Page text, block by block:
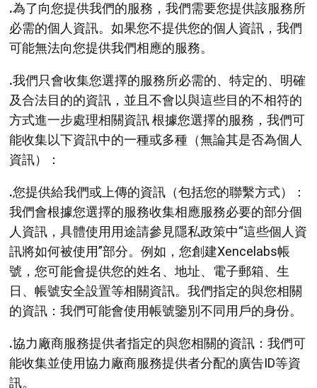
.為了向您提供我們的服務，我們需要您提供該服務所
必需的個人資訊。如果您不提供您的個人資訊，我們
可能無法向您提供我們相應的服務。
.我們只會收集您選擇的服務所必需的、特定的、明確
及合法目的的資訊，並且不會以與這些目的不相符的
方式進一步處理相關資訊 根據您選擇的服務，我們可
能收集以下資訊中的一種或多種（無論其是否為個人
資訊）：
.您提供給我們或上傳的資訊（包括您的聯繫方式）：
我們會根據您選擇的服務收集相應服務必要的部分個
人資訊，具體使用用途請參見隱私政策中“這些個人資
訊將如何被使用”部分。例如，您創建Xencelabs帳
號，您可能會提供您的姓名、地址、電子郵箱、生
日、帳號安全設置等相關資訊。我們指定的與您相關
的資訊：我們可能會使用帳號鑒別不同用戶的身份。
.協力廠商服務提供者指定的與您相關的資訊：我們可
能收集並使用協力廠商服務提供者分配的廣告ID等資
訊。